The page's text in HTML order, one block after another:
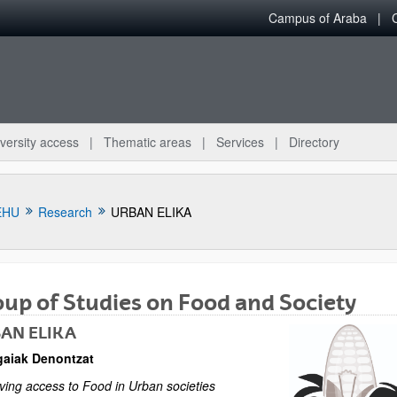
Campus of Araba
access Thematic areas Services Directory
Research URBAN ELIKA
of Studies on Food and Society
ELIKA
Denontzat
access to Food in Urban societies